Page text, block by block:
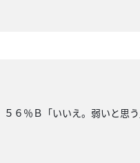
６％Ｂ「いいえ。弱いと